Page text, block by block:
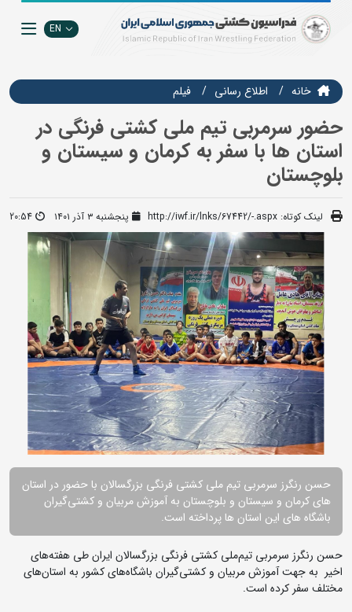
EN
خانه اطلاع رسانی فيلم
حضور سرمربی تیم ملی کشتی فرنگی در
استان ها با سفر به کرمان و سیستان و
بلوچستان
لینک کوتاه: http://iwf.ir/lnks/67442/-.aspx پنجشنبه ۳ آذر ۱۴۰۱ 20:54
حسن رنگرز سرمربی تیم ملی کشتی فرنگی بزرگسالان با حضور در استان
های کرمان و سیستان و بلوچستان به آموزش مربیان و کشتی‌گیران
باشگاه های این استان ها پرداخته است.
حسن رنگرز سرمربی تیم‌ملی کشتی فرنگی بزرگسالان ایران طی هفته‌های
اخیر به جهت آموزش مربیان و کشتی‌گیران باشگاه‌های کشور به استان‌های
مختلف سفر کرده است.